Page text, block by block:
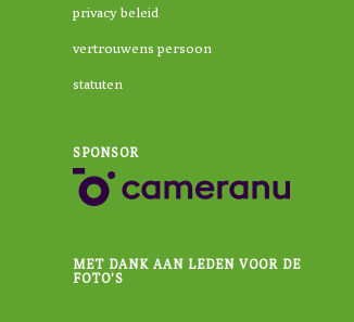
privacy beleid
vertrouwens persoon
statuten
SPONSOR
MET DANK AAN LEDEN VOOR DE
FOTO’S